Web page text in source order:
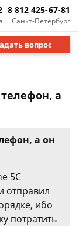
Санкт-Петербург
8 812 425-67-81
вопрос
а
а он
5C
отправил
ибо
потратить